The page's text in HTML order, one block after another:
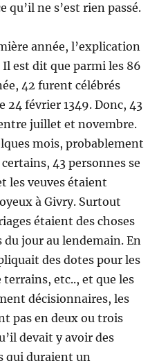
ne s’est rien passé.
année, l’explication
est dit que parmi les 86
42 furent célébrés
24 février 1349. Donc, 43
juillet et novembre.
mois, probablement
43 personnes se
les veuves étaient
à Givry. Surtout
étaient des choses
du jour au lendemain. En
des dotes pour les
etc.., et que les
décisionnaires, les
pas en deux ou trois
devait y avoir des
qui duraient un